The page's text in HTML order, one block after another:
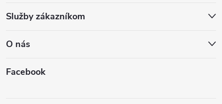
Služby zákazníkom
O nás
Facebook